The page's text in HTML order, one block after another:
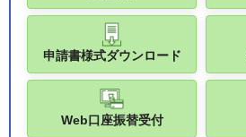
申請書様式ダウンロード
Web口座振替受付